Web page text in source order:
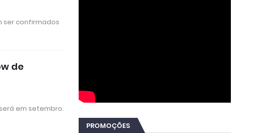
ser confirmados
de
em setembro.
PROMOÇÕES